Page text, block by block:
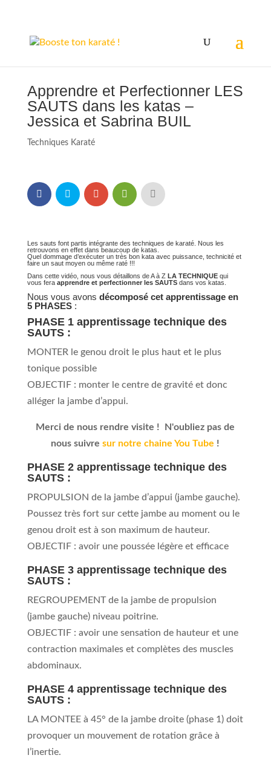
Apprendre et Perfectionner LES
SAUTS dans les katas –
Jessica et Sabrina BUIL
Techniques Karaté
Les sauts font partis intégrante des techniques de karaté. Nous les
retrouvons en effet dans beaucoup de katas.
Quel dommage d’exécuter un très bon kata avec puissance, technicité et
faire un saut moyen ou même raté !!!
Dans cette vidéo, nous vous détaillons de A à Z LA TECHNIQUEqui
vous fera apprendre et perfectionner les SAUTSdans vos katas.
Nous vous avons décomposé cet apprentissage en
5 PHASES:
PHASE 1 apprentissage technique des
SAUTS :
MONTER le genou droit le plus haut et le plus
tonique possible
OBJECTIF : monter le centre de gravité et donc
alléger la jambe d’appui.
Merci de nous rendre visite ! N'oubliez pas de
nous suivresur notre chaine You Tube !
PHASE 2 apprentissage technique des
SAUTS :
PROPULSION de la jambe d’appui (jambe gauche).
Poussez très fort sur cette jambe au moment ou le
genou droit est à son maximum de hauteur.
OBJECTIF : avoir une poussée légère et efficace
PHASE 3 apprentissage technique des
SAUTS :
REGROUPEMENT de la jambe de propulsion
(jambe gauche) niveau poitrine.
OBJECTIF : avoir une sensation de hauteur et une
contraction maximales et complètes des muscles
abdominaux.
PHASE 4 apprentissage technique des
SAUTS :
LA MONTEE à 45° de la jambe droite (phase 1) doit
provoquer un mouvement de rotation grâce à
l’inertie.